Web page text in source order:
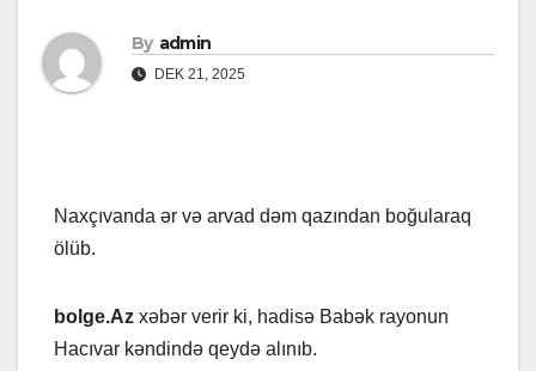
By admin
DEK 21, 2025
Naxçıvanda ər və arvad dəm qazından boğularaq
ölüb.
bolge.Az xəbər verir ki, hadisə Babək rayonun
Hacıvar kəndində qeydə alınıb.